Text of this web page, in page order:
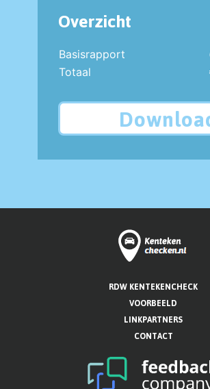
Overzicht
Basisrapport
Totaal
RDW KENTEKENCHECK
VOORBEELD
LINKPARTNERS
CONTACT